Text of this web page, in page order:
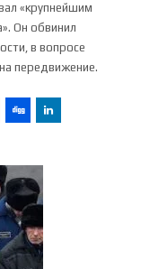
«крупнейшим
Он обвинил
в вопросе
передвижение.